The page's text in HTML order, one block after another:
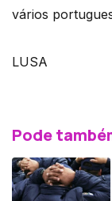
vários
LUSA
Pode